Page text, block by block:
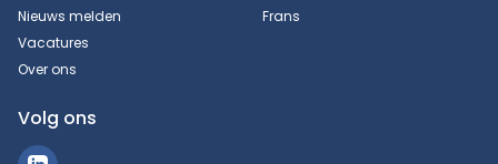
Nieuws melden
Vacatures
Over ons
Frans
Volg ons